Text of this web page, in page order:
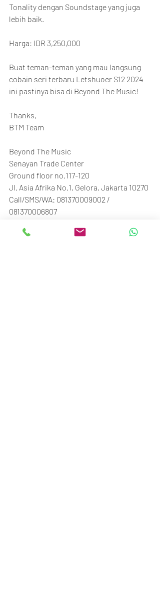
Tonality dengan Soundstage yang juga
lebih baik.
Harga: IDR 3,250,000
Buat teman-teman yang mau langsung
cobain seri terbaru Letshuoer S12 2024
ini pastinya bisa di Beyond The Music!
Thanks,
BTM Team
Beyond The Music
Senayan Trade Center
Ground floor no.117-120
Jl. Asia Afrika No.1, Gelora, Jakarta 10270
Call/SMS/WA: 081370009002 /
081370006807
#BTM_ID